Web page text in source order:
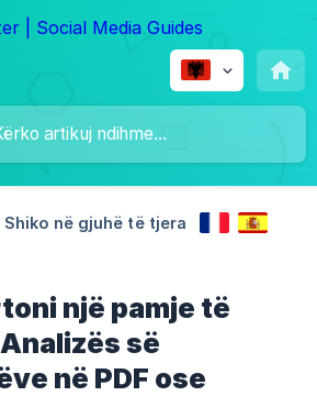
Shiko në gjuhë të tjera
një pamje të
së
në PDF ose